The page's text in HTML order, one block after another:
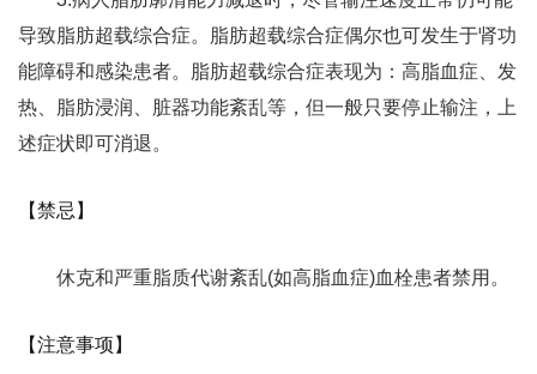
导致脂肪超载综合症。脂肪超载综合症偶尔也可发生于肾功
能障碍和感染患者。脂肪超载综合症表现为：高脂血症、发
热、脂肪浸润、脏器功能紊乱等，但一般只要停止输注，上
述症状即可消退。
【禁忌】
休克和严重脂质代谢紊乱(如高脂血症)血栓患者禁用。
【注意事项】